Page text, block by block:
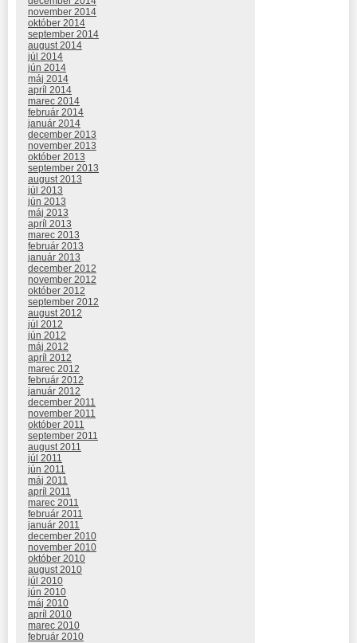
november 2014
október 2014
september 2014
august 2014
júl 2014
jún 2014
máj 2014
apríl 2014
marec 2014
február 2014
január 2014
december 2013
november 2013
október 2013
september 2013
august 2013
júl 2013
jún 2013
máj 2013
apríl 2013
marec 2013
február 2013
január 2013
december 2012
november 2012
október 2012
september 2012
august 2012
júl 2012
jún 2012
máj 2012
apríl 2012
marec 2012
február 2012
január 2012
december 2011
november 2011
október 2011
september 2011
august 2011
júl 2011
jún 2011
máj 2011
apríl 2011
marec 2011
február 2011
január 2011
december 2010
november 2010
október 2010
august 2010
júl 2010
jún 2010
máj 2010
apríl 2010
marec 2010
február 2010